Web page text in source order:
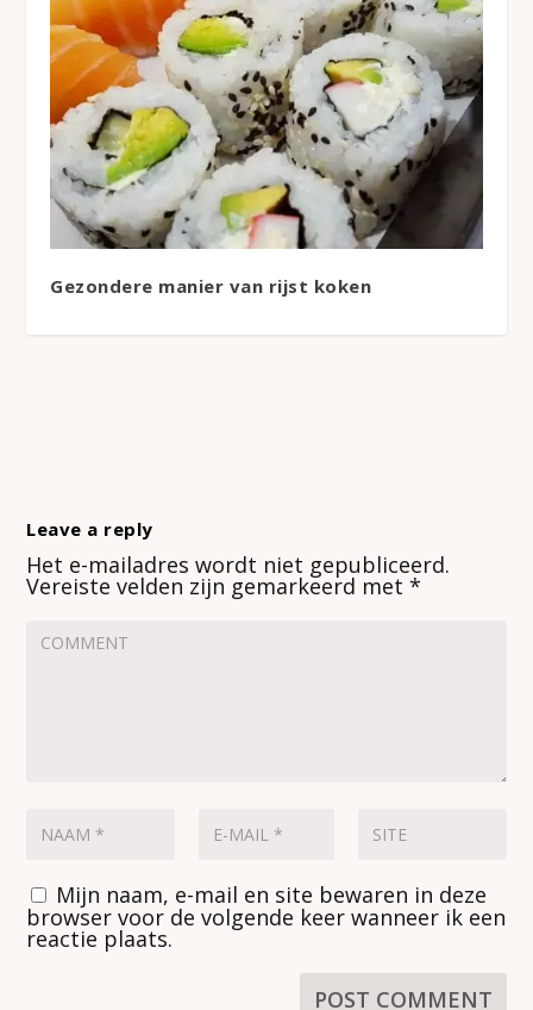
Gezondere manier van rijst koken
Leave a reply
Het e-mailadres wordt niet gepubliceerd.
Vereiste velden zijn gemarkeerd met*
Mijn naam, e-mail en site bewaren in deze
browser voor de volgende keer wanneer ik een
reactie plaats.